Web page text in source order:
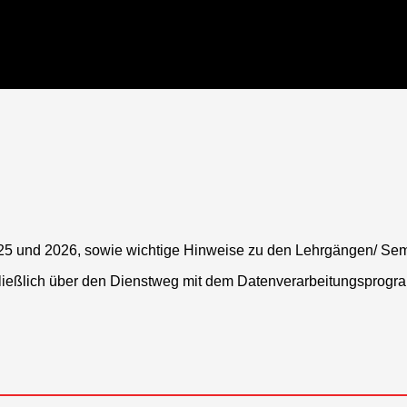
und 2026, sowie wichtige Hinweise zu den Lehrgängen/
über den Dienstweg mit dem